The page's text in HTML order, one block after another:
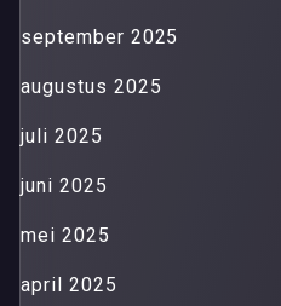
september 2025
augustus 2025
juli 2025
juni 2025
mei 2025
april 2025